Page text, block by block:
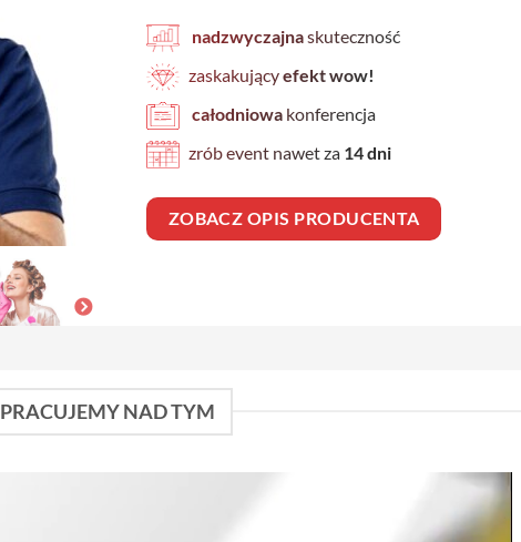
nadzwyczajnaskuteczność
zaskakującyefekt wow!
całodniowa konferencja
zrób event nawet za 14 dni
ZOBACZ OPIS PRODUCENTA
PRACUJEMY NAD TYM